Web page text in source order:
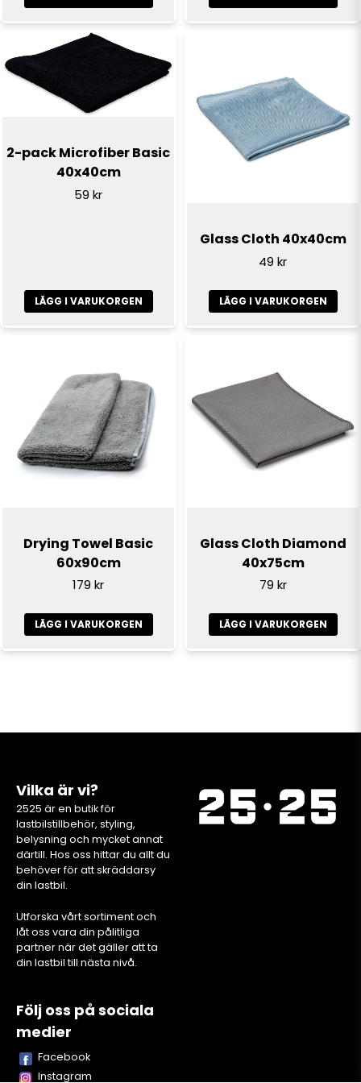
Skicka fråga
2-pack Microfiber Basic
40x40cm
59 kr
LÄGG I VARUKORGEN
Glass Cloth 40x40cm
49 kr
LÄGG I VARUKORGEN
Drying Towel Basic
60x90cm
179 kr
LÄGG I VARUKORGEN
Glass Cloth Diamond
40x75cm
79 kr
LÄGG I VARUKORGEN
Vilka är vi?
2525 är en butik för
lastbilstillbehör, styling,
belysning och mycket annat
därtill. Hos oss hittar du allt du
behöver för att skräddarsy
din lastbil.
Utforska vårt sortiment och
låt oss vara din pålitliga
partner när det gäller att ta
din lastbil till nästa nivå.
Följ oss på sociala
medier
Facebook
Instagram